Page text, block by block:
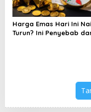
Harga Emas Hari Ini
Turun? Ini Penyebab